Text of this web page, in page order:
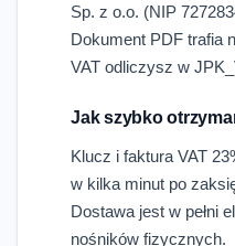
Sp. z o.o. (NIP
Dokument PDF trafia
VAT odliczysz w
Jak szybko
Klucz i faktura VAT
w kilka minut po
Dostawa jest w pełni
nośników fizycznych.